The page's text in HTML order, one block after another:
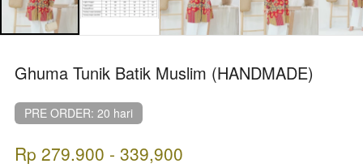
Ghuma Tunik Batik Muslim (HANDMADE)
PRE ORDER: 20 hari
Rp 279.900 - 339,900